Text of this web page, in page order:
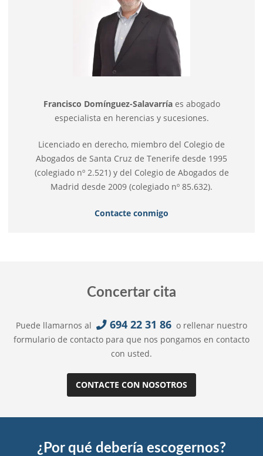
Francisco Domínguez-Salavarríaes abogado
especialista en herencias y sucesiones.
Licenciado en derecho, miembro del Colegio de
Abogados de Santa Cruz de Tenerife desde 1995
(colegiado nº 2.521) y del Colegio de Abogados de
Madrid desde 2009 (colegiado nº 85.632).
Contacte conmigo
Concertar cita
Puede llamarnos al 694 22 31 86 o rellenar nuestro
formulario de contacto para que nos pongamos en contacto
con usted.
CONTACTE CON NOSOTROS
¿Por qué debería escogernos?